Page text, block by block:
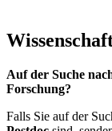
Auf der Suche
Forschung?
Falls Sie auf der